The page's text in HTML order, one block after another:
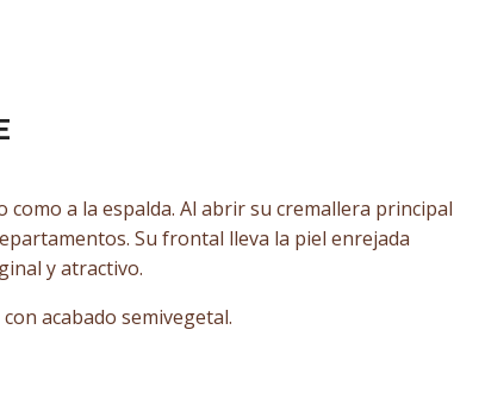
a la espalda. Al abrir su cremallera principal
Su frontal lleva la piel enrejada
y atractivo.
acabado semivegetal.